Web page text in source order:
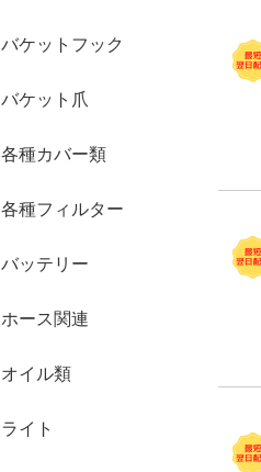
バケットフック
バケット爪
各種カバー類
各種フィルター
バッテリー
ホース関連
オイル類
ライト